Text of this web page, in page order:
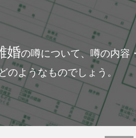
婚の噂について、噂の内容
のようなものでしょう。